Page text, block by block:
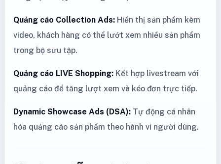
Quảng cáo Collection Ads: Hiển thị sản phẩm kèm
video, khách hàng có thể lướt xem nhiều sản phẩm
trong bộ sưu tập.
Quảng cáo LIVE Shopping: Kết hợp livestream với
quảng cáo để tăng lượt xem và kéo đơn trực tiếp.
Dynamic Showcase Ads (DSA): Tự động cá nhân
hóa quảng cáo sản phẩm theo hành vi người dùng.